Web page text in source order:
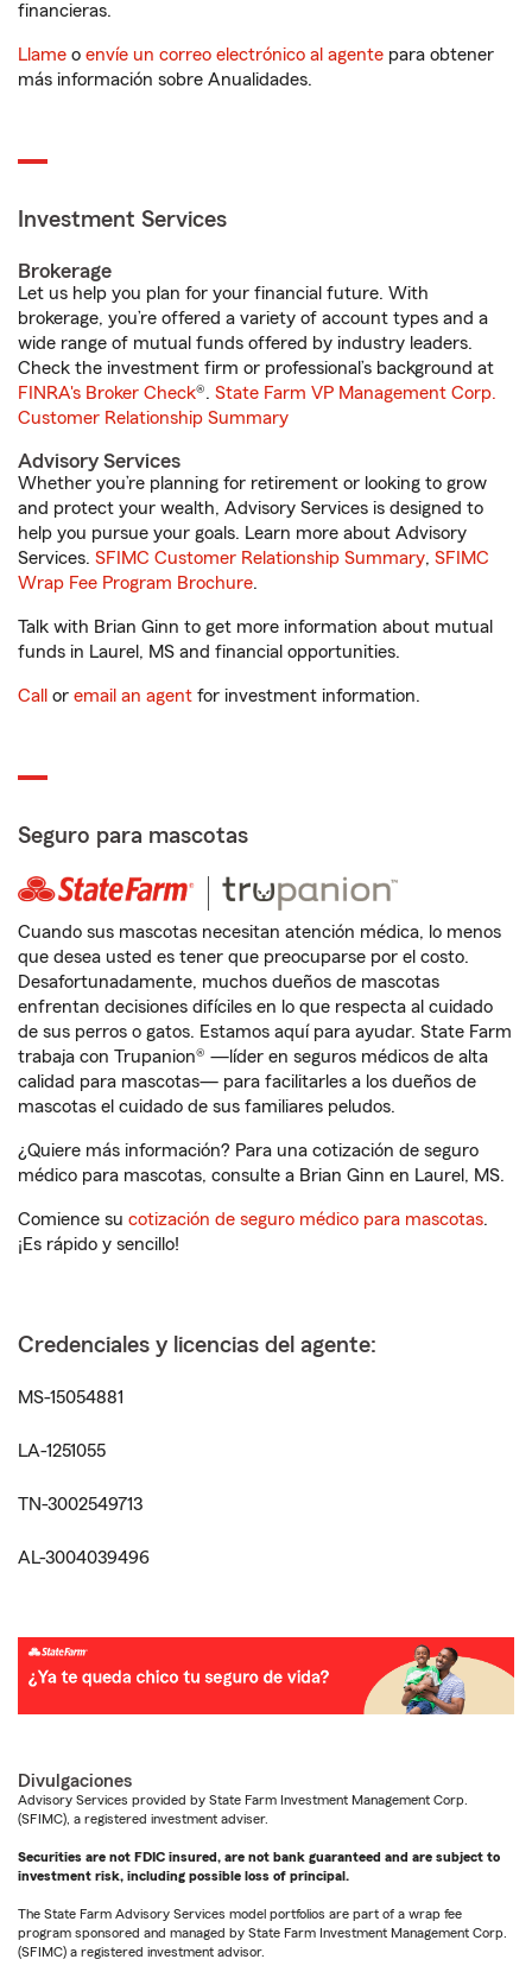
financieras.
Llame o envíe un correo electrónico al agente para obtener
más información sobre Anualidades.
Investment Services
Brokerage
Let us help you plan for your financial future. With
brokerage, you’re offered a variety of account types and a
wide range of mutual funds offered by industry leaders.
Check the investment firm or professional’s background at
FINRA's Broker Check®. State Farm VP Management Corp.
Customer Relationship Summary
Advisory Services
Whether you’re planning for retirement or looking to grow
and protect your wealth, Advisory Services is designed to
help you pursue your goals. Learn more about Advisory
Services. SFIMC Customer Relationship Summary, SFIMC
Wrap Fee Program Brochure.
Talk with Brian Ginn to get more information about mutual
funds in Laurel, MS and financial opportunities.
Call or email an agent for investment information.
Seguro para mascotas
Cuando sus mascotas necesitan atención médica, lo menos
que desea usted es tener que preocuparse por el costo.
Desafortunadamente, muchos dueños de mascotas
enfrentan decisiones difíciles en lo que respecta al cuidado
de sus perros o gatos. Estamos aquí para ayudar. State Farm
trabaja con Trupanion® —líder en seguros médicos de alta
calidad para mascotas— para facilitarles a los dueños de
mascotas el cuidado de sus familiares peludos.
¿Quiere más información? Para una cotización de seguro
médico para mascotas, consulte a Brian Ginn en Laurel, MS.
Comience su cotización de seguro médico para mascotas.
¡Es rápido y sencillo!
Credenciales y licencias del agente:
MS-15054881
LA-1251055
TN-3002549713
AL-3004039496
Divulgaciones
Advisory Services provided by State Farm Investment Management Corp.
(SFIMC), a registered investment adviser.
Securities are not FDIC insured, are not bank guaranteed and are subject to
investment risk, including possible loss of principal.
The State Farm Advisory Services model portfolios are part of a wrap fee
program sponsored and managed by State Farm Investment Management Corp.
(SFIMC) a registered investment advisor.